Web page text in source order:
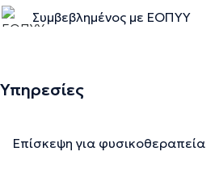
Συμβεβλημένος με ΕΟΠΥΥ
Υπηρεσίες
Επίσκεψη για φυσικοθεραπεία